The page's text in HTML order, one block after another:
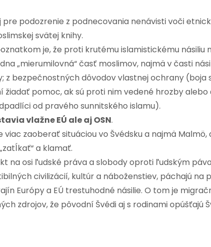
podozrenie z podnecovania nenávisti voči
svätej knihy.
je, že proti krutému islamistickému násiliu
„mierumilovná“ časť moslimov, najmä v časti
z bezpečnostných dôvodov vlastnej ochrany (boja
žiadať pomoc, ak sú proti nim vedené hrozby
od pravého sunnitského islamu).
vlažne EÚ ale aj OSN.
viac zaoberať situáciou vo Švédsku a najmä
a klamať.
na osi ľudské práva a slobody oproti ľudským
civilizácií, kultúr a náboženstiev, páchajú na
Európy a EÚ trestuhodné násilie. O tom je
zdrojov, že pôvodní Švédi aj s rodinami opúšťajú